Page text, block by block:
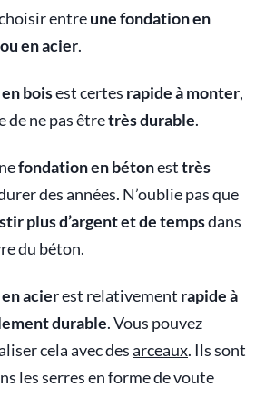
entreune fondation en
en acier.
boisest certes rapide à monter,
de ne pas êtretrès durable.
fondation en bétonesttrès
des années. N’oublie pas que
plus d’argent et de tempsdans
du béton.
acierest relativement rapide à
durable. Vous pouvez
cela avec desarceaux. Ils sont
les serres en forme de voute